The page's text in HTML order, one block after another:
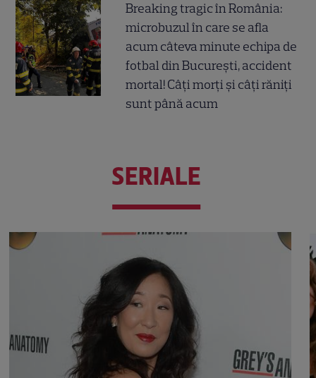
Breaking tragic în România:
microbuzul în care se afla
acum câteva minute echipa de
fotbal din București, accident
mortal! Câți morți și câți răniți
sunt până acum
SERIALE